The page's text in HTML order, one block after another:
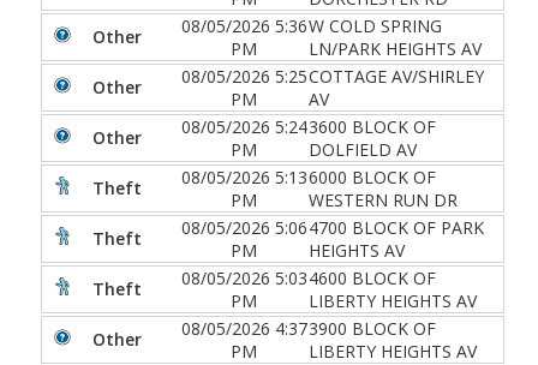
Other
08/05/2026 5:36
PM
W COLD SPRING
LN/PARK HEIGHTS AV
Other
08/05/2026 5:25
PM
COTTAGE AV/SHIRLEY
AV
Other
08/05/2026 5:24
PM
3600 BLOCK OF
DOLFIELD AV
Theft
08/05/2026 5:13
PM
6000 BLOCK OF
WESTERN RUN DR
Theft
08/05/2026 5:06
PM
4700 BLOCK OF PARK
HEIGHTS AV
Theft
08/05/2026 5:03
PM
4600 BLOCK OF
LIBERTY HEIGHTS AV
Other
08/05/2026 4:37
PM
3900 BLOCK OF
LIBERTY HEIGHTS AV